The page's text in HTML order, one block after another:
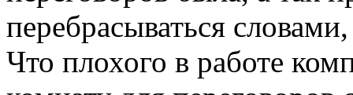
перебрасываться
Что плохого в работе